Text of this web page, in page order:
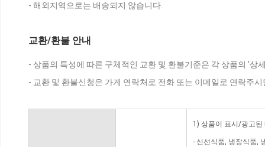
- 해외지역으로는 배송되지 않습니다.
교환/환불 안내
- 상품의 특성에 따른 구체적인 교환 및 환불기준은 각 상품의 '상
- 교환 및 환불신청은 가게 연락처로 전화 또는 이메일로 연락주
1) 상품이 표시/광고된
- 신선식품, 냉장식품,